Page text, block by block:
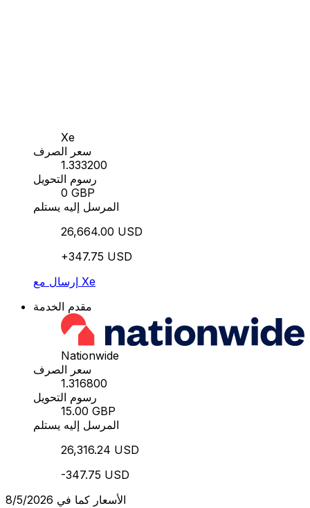
Xe
سعر الصرف
1.333200
رسوم التحويل
0 GBP
المرسل إليه يستلم
26,664.00 USD
+347.75 USD
إرسال مع Xe
مقدم الخدمة
Nationwide
سعر الصرف
1.316800
رسوم التحويل
15.00 GBP
المرسل إليه يستلم
26,316.24 USD
-347.75 USD
الأسعار كما في 8/5/2026